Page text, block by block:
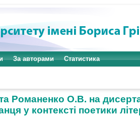
За авторами Статистика
Романенко О.В. на
у контексті поетики